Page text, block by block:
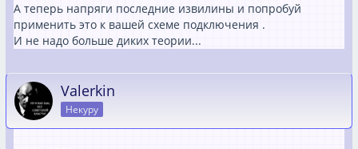
А теперь напряги последние извилины и попробуй
применить это к вашей схеме подключения .
И не надо больше диких теории...
Valerkin
Некуру